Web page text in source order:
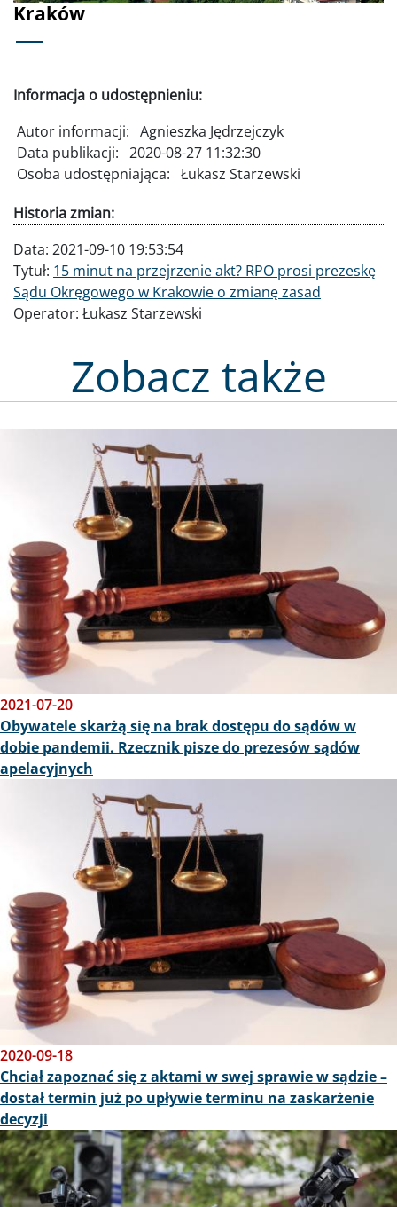
Kraków
Informacja o udostępnieniu:
Autor informacji: Agnieszka Jędrzejczyk
Data publikacji: 2020-08-27 11:32:30
Osoba udostępniająca: Łukasz Starzewski
Historia zmian:
Data: 2021-09-10 19:53:54
Tytuł: 15 minut na przejrzenie akt? RPO prosi prezeskę
Sądu Okręgowego w Krakowie o zmianę zasad
Operator: Łukasz Starzewski
Zobacz także
2021-07-20
Obywatele skarżą się na brak dostępu do sądów w
dobie pandemii. Rzecznik pisze do prezesów sądów
apelacyjnych
2020-09-18
Chciał zapoznać się z aktami w swej sprawie w sądzie –
dostał termin już po upływie terminu na zaskarżenie
decyzji
Obraz